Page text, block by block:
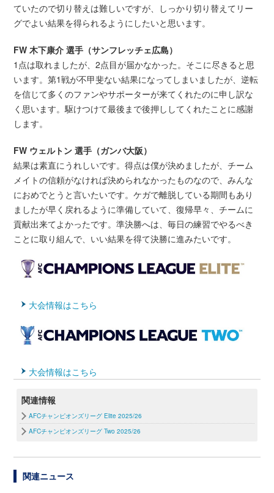
ていたので切り替えは難しいですが、しっかり切り替えてリー
グでよい結果を得られるようにしたいと思います。
FW 木下康介 選手（サンフレッチェ広島）
1点は取れましたが、2点目が届かなかった。そこに尽きると思
います。第1戦が不甲斐ない結果になってしまいましたが、逆転
を信じて多くのファンやサポーターが来てくれたのに申し訳な
く思います。駆けつけて最後まで後押ししてくれたことに感謝
します。
FW ウェルトン 選手（ガンバ大阪）
結果は素直にうれしいです。得点は僕が決めましたが、チーム
メイトの信頼がなければ決められなかったものなので、みんな
におめでとうと言いたいです。ケガで離脱している期間もあり
ましたが早く戻れるように準備していて、復帰早々、チームに
貢献出来てよかったです。準決勝へは、毎日の練習でやるべき
ことに取り組んで、いい結果を得て決勝に進みたいです。
大会情報はこちら
大会情報はこちら
関連情報
AFCチャンピオンズリーグ Elite 2025/26
AFCチャンピオンズリーグ Two 2025/26
関連ニュース